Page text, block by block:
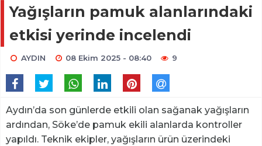
Yağışların pamuk alanlarındaki
etkisi yerinde incelendi
AYDIN 08 Ekim 2025 - 08:40 9
Aydın’da son günlerde etkili olan sağanak yağışların
ardından, Söke’de pamuk ekili alanlarda kontroller
yapıldı. Teknik ekipler, yağışların ürün üzerindeki